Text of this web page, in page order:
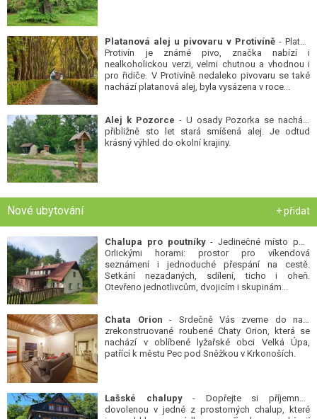
Platanová alej u pivovaru v Protivíně - Platan
Protivín je známé pivo, značka nabízí i
nealkoholickou verzi, velmi chutnou a vhodnou i
pro řidiče. V Protivíně nedaleko pivovaru se také
nachází platanová alej, byla vysázena v roce...
Alej k Pozorce - U osady Pozorka se nachází
přibližně sto let stará smíšená alej. Je odtud
krásný výhled do okolní krajiny.
Nové ubytování + přidat
Chalupa pro poutníky- Jedinečné místo pod
Orlickými horami: prostor pro víkendová
seznámení i jednoduché přespání na cestě.
Setkání nezadaných, sdílení, ticho i oheň.
Otevřeno jednotlivcům, dvojicím i skupinám...
Chata Orion - Srdečně Vás zveme do naší
zrekonstruované roubené Chaty Orion, která se
nachází v oblíbené lyžařské obci Velká Úpa,
patřící k městu Pec pod Sněžkou v Krkonoších.
Lašské chalupy- Dopřejte si příjemnou
dovolenou v jedné z prostorných chalup, které